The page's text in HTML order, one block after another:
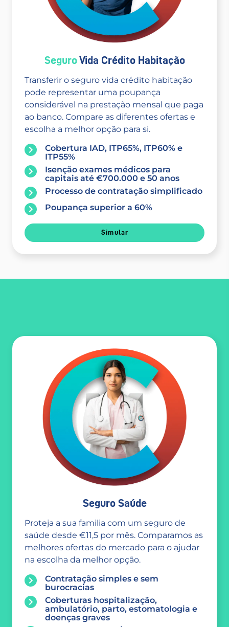
SeguroVida Crédito Habitação
Transferir o seguro vida crédito habitação
pode representar uma poupança
considerável na prestação mensal que paga
ao banco. Compare as diferentes ofertas e
escolha a melhor opção para si.
Cobertura IAD, ITP65%, ITP60% e
ITP55%
Isenção exames médicos para
capitais até €700.000 e 50 anos
Processo de contratação simplificado
Poupança superior a 60%
Simular
Seguro Saúde
Proteja a sua familia com um seguro de
saúde desde €11,5 por mês. Comparamos as
melhores ofertas do mercado para o ajudar
na escolha da melhor opção.
Contratação simples e sem
burocracias
Coberturas hospitalização,
ambulatório, parto, estomatologia e
doenças graves